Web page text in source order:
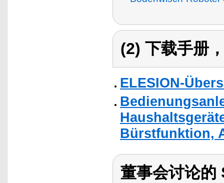
(2) 下载手册
ELESION-
Bürstfunktion,
董事会讨论